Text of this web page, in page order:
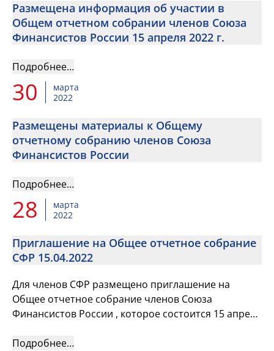
Размещена информация об участии в
Общем отчетном собрании членов Союза
Финансистов России 15 апреля 2022 г.
Подробнее…
30
марта
2022
Размещены материалы к Общему
отчетному собранию членов Союза
Финансистов России
Подробнее…
28
марта
2022
Приглашение на Общее отчетное собрание
СФР 15.04.2022
Для членов СФР размещено приглашение на
Общее отчетное собрание членов Союза
Финансистов России , которое состоится 15 апреля
Научно-исследовательском инс...
Подробнее…